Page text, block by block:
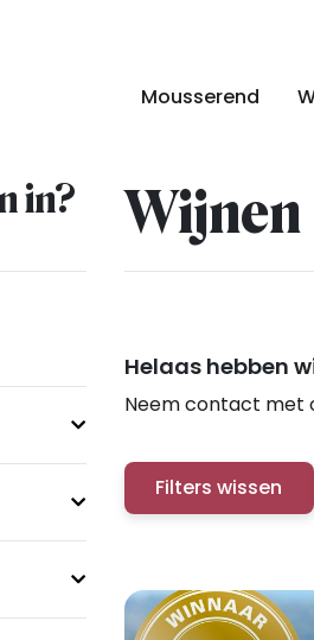
Mousserend
in? Wijnen
Helaas hebben
Neem contact met
Filters wissen